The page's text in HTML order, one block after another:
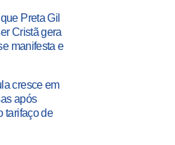
Preta Gil
Cristã gera
manifesta e
cresce em
após
tarifaço de